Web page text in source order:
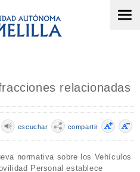
relacionadas
compartir
escuchar
normativa sobre los Vehículos
Personal establece